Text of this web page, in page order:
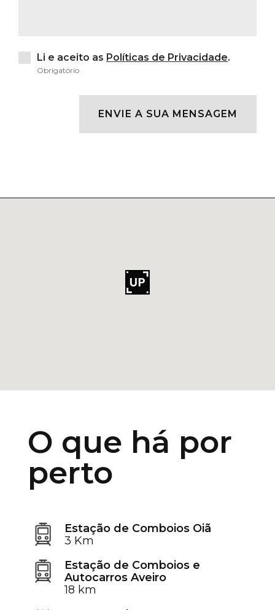
Li e aceito as Políticas de Privacidade.
Obrigatório
O que há por
perto
Estação de Comboios Oiã
3 Km
Estação de Comboios e
Autocarros Aveiro
18 km